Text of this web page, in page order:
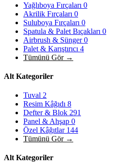
Yağlıboya Fırçaları 0
Akrilik Fırçaları 0
Suluboya Fırçaları 0
Spatula & Palet Bıçakları 0
Airbrush & Sünger0
Palet & Karıştırıcı 4
Tümünü Gör →
Alt Kategoriler
Tuval 2
Resim Kâğıdı 8
Defter & Blok 291
Panel & Ahşap 0
Özel Kâğıtlar 144
Tümünü Gör →
Alt Kategoriler